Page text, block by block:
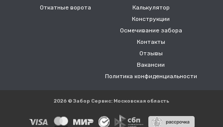
Откатные ворота
Калькулятор
Конструкции
Осмечивание забора
Контакты
Отзывы
Вакансии
Политика конфиденциальности
2026 © Забор Сервис: Московская область